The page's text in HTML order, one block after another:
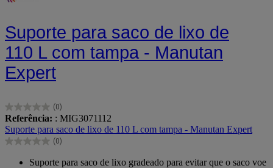
Suporte para saco de lixo de
110 L com tampa - Manutan
Expert
(0)
0.0
em
5
estrelas.
Referência: : MIG3071112
Suporte para saco de lixo de 110 L com tampa - Manutan Expert
(0)
0.0
Suporte para saco de lixo gradeado para evitar que o saco voe